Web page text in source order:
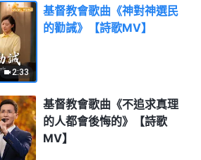
2:33
基督教會歌曲《神對神選民
的勸誡》【詩歌MV】
基督教會歌曲《不追求真理
的人都會後悔的》【詩歌
MV】